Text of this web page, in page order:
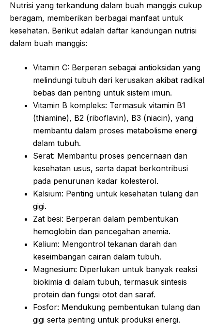
Nutrisi yang terkandung dalam buah manggis cukup
beragam, memberikan berbagai manfaat untuk
kesehatan. Berikut adalah daftar kandungan nutrisi
dalam buah manggis:
Vitamin C: Berperan sebagai antioksidan yang
melindungi tubuh dari kerusakan akibat radikal
bebas dan penting untuk sistem imun.
Vitamin B kompleks: Termasuk vitamin B1
(thiamine), B2 (riboflavin), B3 (niacin), yang
membantu dalam proses metabolisme energi
dalam tubuh.
Serat: Membantu proses pencernaan dan
kesehatan usus, serta dapat berkontribusi
pada penurunan kadar kolesterol.
Kalsium: Penting untuk kesehatan tulang dan
gigi.
Zat besi: Berperan dalam pembentukan
hemoglobin dan pencegahan anemia.
Kalium: Mengontrol tekanan darah dan
keseimbangan cairan dalam tubuh.
Magnesium: Diperlukan untuk banyak reaksi
biokimia di dalam tubuh, termasuk sintesis
protein dan fungsi otot dan saraf.
Fosfor: Mendukung pembentukan tulang dan
gigi serta penting untuk produksi energi.